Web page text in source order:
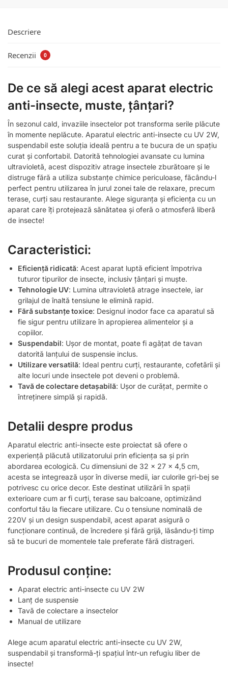
Descriere
Recenzii 0
De ce să alegi acest aparat electric
anti-insecte, muste, țânțari?
În sezonul cald, invaziile insectelor pot transforma serile plăcute
în momente neplăcute. Aparatul electric anti-insecte cu UV 2W,
suspendabil este soluția ideală pentru a te bucura de un spațiu
curat și confortabil. Datorită tehnologiei avansate cu lumina
ultravioletă, acest dispozitiv atrage insectele zburătoare și le
distruge fără a utiliza substanțe chimice periculoase, făcându-l
perfect pentru utilizarea în jurul zonei tale de relaxare, precum
terase, curți sau restaurante. Alege siguranța și eficiența cu un
aparat care îți protejează sănătatea și oferă o atmosferă liberă
de insecte!
Caracteristici:
Eficiență ridicată: Acest aparat luptă eficient împotriva
tuturor tipurilor de insecte, inclusiv țânțari și muște.
Tehnologie UV: Lumina ultravioletă atrage insectele, iar
grilajul de înaltă tensiune le elimină rapid.
Fără substanțe toxice: Designul inodor face ca aparatul să
fie sigur pentru utilizare în apropierea alimentelor și a
copiilor.
Suspendabil: Ușor de montat, poate fi agățat de tavan
datorită lanțului de suspensie inclus.
Utilizare versatilă: Ideal pentru curți, restaurante, cofetării și
alte locuri unde insectele pot deveni o problemă.
Tavă de colectare detașabilă: Ușor de curățat, permite o
întreținere simplă și rapidă.
Detalii despre produs
Aparatul electric anti-insecte este proiectat să ofere o
experiență plăcută utilizatorului prin eficiența sa și prin
abordarea ecologică. Cu dimensiuni de 32 x 27 x 4,5 cm,
acesta se integrează ușor în diverse medii, iar culorile gri-bej se
potrivesc cu orice decor. Este destinat utilizării în spații
exterioare cum ar fi curți, terase sau balcoane, optimizând
confortul tău la fiecare utilizare. Cu o tensiune nominală de
220V și un design suspendabil, acest aparat asigură o
funcționare continuă, de încredere și fără grijă, lăsându-ți timp
să te bucuri de momentele tale preferate fără distrageri.
Produsul conține:
Aparat electric anti-insecte cu UV 2W
Lanț de suspensie
Tavă de colectare a insectelor
Manual de utilizare
Alege acum aparatul electric anti-insecte cu UV 2W,
suspendabil și transformă-ți spațiul într-un refugiu liber de
insecte!